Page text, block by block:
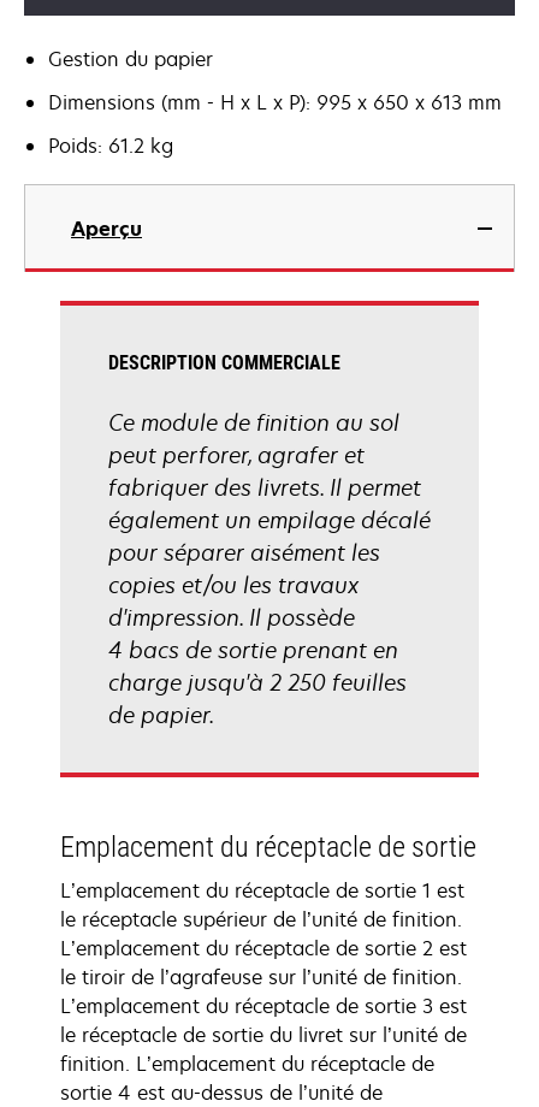
Gestion du papier
Dimensions (mm - H x L x P): 995 x 650 x 613 mm
Poids: 61.2 kg
Aperçu
DESCRIPTION COMMERCIALE
Ce module de finition au sol
peut perforer, agrafer et
fabriquer des livrets. Il permet
également un empilage décalé
pour séparer aisément les
copies et/ou les travaux
d'impression. Il possède
4 bacs de sortie prenant en
charge jusqu'à 2 250 feuilles
de papier.
Emplacement du réceptacle de sortie
L’emplacement du réceptacle de sortie 1 est
le réceptacle supérieur de l’unité de finition.
L’emplacement du réceptacle de sortie 2 est
le tiroir de l’agrafeuse sur l’unité de finition.
L’emplacement du réceptacle de sortie 3 est
le réceptacle de sortie du livret sur l’unité de
finition. L’emplacement du réceptacle de
sortie 4 est au-dessus de l’unité de